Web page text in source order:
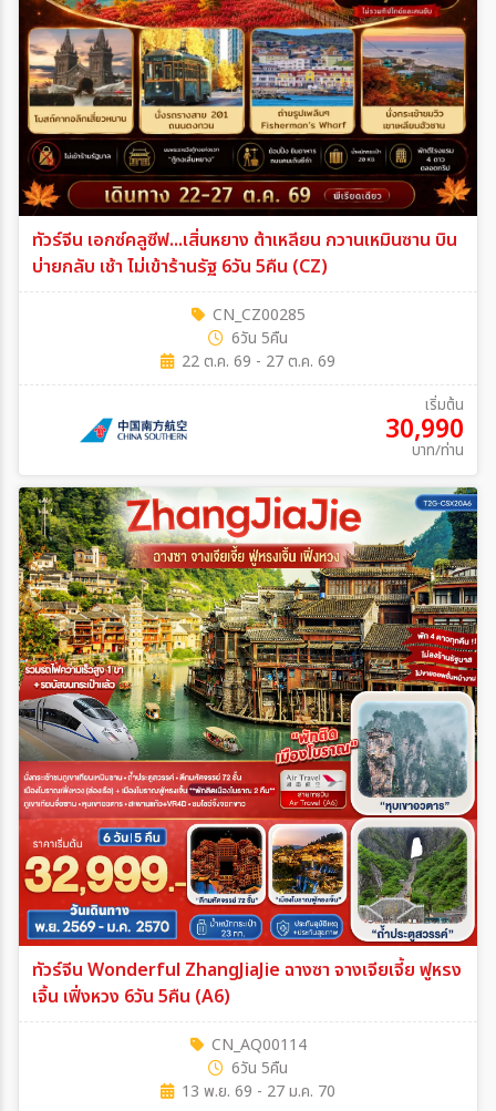
ทัวร์จีน เอกซ์คลูซีฟ...เสิ่นหยาง ต้าเหลียน กวานเหมินซาน บิน
บ่ายกลับ เช้า ไม่เข้าร้านรัฐ 6วัน 5คืน (CZ)
CN_CZ00285
6วัน 5คืน
22 ต.ค. 69 - 27 ต.ค. 69
เริ่มต้น
30,990
บาท/ท่าน
ทัวร์จีน Wonderful ZhangJiaJie ฉางซา จางเจียเจี้ย ฟูหรง
เจิ้น เฟิ่งหวง 6วัน 5คืน (A6)
CN_AQ00114
6วัน 5คืน
13 พ.ย. 69 - 27 ม.ค. 70